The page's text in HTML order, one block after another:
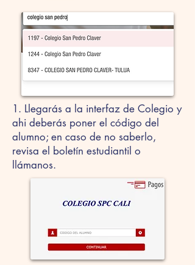
1. Llegarás a la interfaz de Colegio y
ahi deberás poner el código del
alumno; en caso de no saberlo,
revisa el boletín estudiantil o
llámanos.